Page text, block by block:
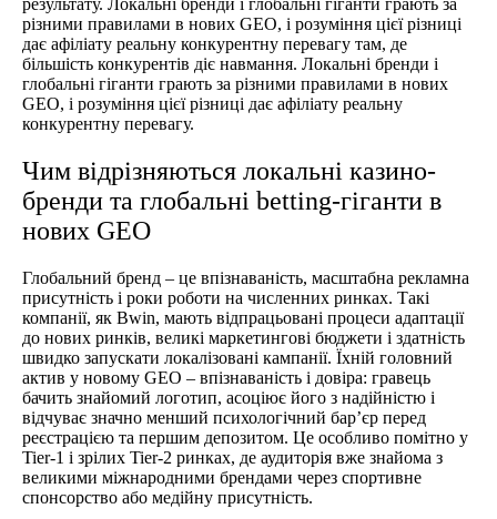
різними правилами в нових GEO, і розуміння цієї різниці
дає афіліату реальну конкурентну перевагу там, де
більшість конкурентів діє навмання. Локальні бренди і
глобальні гіганти грають за різними правилами в нових
GEO, і розуміння цієї різниці дає афіліату реальну
конкурентну перевагу.
Чим відрізняються локальні казино-
бренди та глобальні betting-гіганти в
нових GEO
Глобальний бренд – це впізнаваність, масштабна рекламна
присутність і роки роботи на численних ринках. Такі
компанії, як Bwin, мають відпрацьовані процеси адаптації
до нових ринків, великі маркетингові бюджети і здатність
швидко запускати локалізовані кампанії. Їхній головний
актив у новому GEO – впізнаваність і довіра: гравець
бачить знайомий логотип, асоціює його з надійністю і
відчуває значно менший психологічний бар’єр перед
реєстрацією та першим депозитом. Це особливо помітно у
Tier-1 і зрілих Tier-2 ринках, де аудиторія вже знайома з
великими міжнародними брендами через спортивне
спонсорство або медійну присутність.